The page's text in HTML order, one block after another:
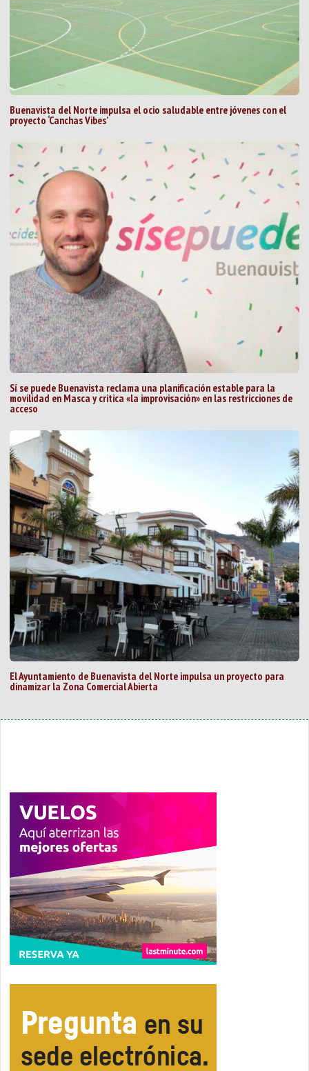
Buenavista del Norte impulsa el ocio saludable entre jóvenes con el
proyecto ‘Canchas Vibes’
Sí se puede Buenavista reclama una planificación estable para la
movilidad en Masca y critica «la improvisación» en las restricciones de
acceso
El Ayuntamiento de Buenavista del Norte impulsa un proyecto para
dinamizar la Zona Comercial Abierta